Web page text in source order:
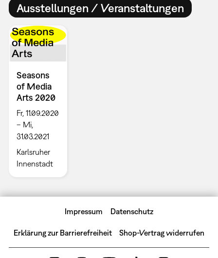
Ausstellungen / Veranstaltungen
Seasons
of Media
Arts 2020
Fr, 11.09.2020
– Mi,
31.03.2021
Karlsruher
Innenstadt
Impressum Datenschutz
Erklärung zur Barrierefreiheit Shop-Vertrag widerrufen